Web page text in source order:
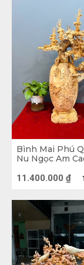
Bình Mai Phú
Nu Ngọc Am
11.400.000 ₫